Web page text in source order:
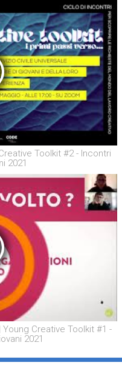
Toolkit #2 - Incontri
2021
Creative Toolkit #1 -
2021